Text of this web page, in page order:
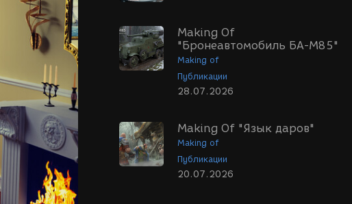
Making Of
"Бронеавтомобиль БА-М85"
Making of
Публикации
28.07.2026
Making Of "Язык даров"
Making of
Публикации
20.07.2026